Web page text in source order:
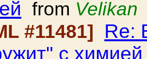
from Velikan
#11481]
Re:
с химией